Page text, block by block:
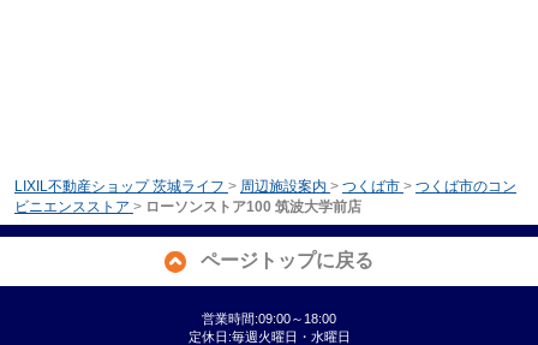
LIXIL不動産ショップ 茨城ライフ > 周辺施設案内 > つくば市 > つくば市のコン
ビニエンスストア > ローソンストア100 筑波大学前店
ページトップに戻る
営業時間:09:00～18:00
定休日:毎週火曜日・水曜日